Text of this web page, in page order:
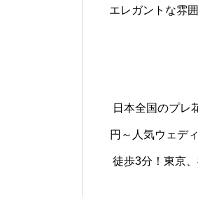
エレガントな雰
日本全国のプレ
円～人気ウェデ
徒歩3分！東京